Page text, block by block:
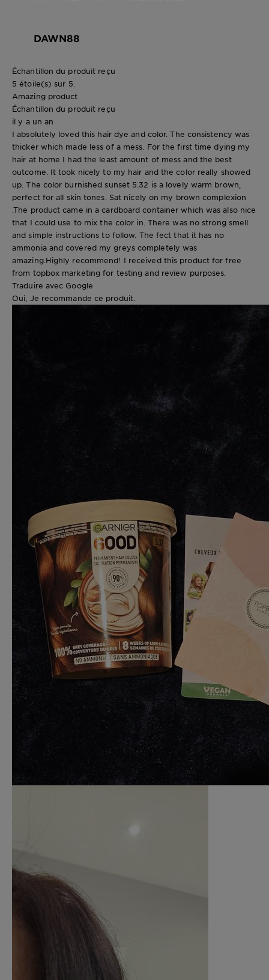
DAWN88
Échantillon du produit reçu
5 étoile(s) sur 5.
Amazing product
Échantillon du produit reçu
il y a un an
I absolutely loved this hair dye and color. The consistency was
thicker which made less of a mess. For the first time dying my
hair at home I had the least amount of mess and the best
outcome. It took nicely to my hair and the color really showed
up. The color burnished sunset 5.32 is a lovely warm brown,
perfect for all skin tones. Sat nicely on my brown complexion
.The product came in a cardboard container which was also nice
that I could use to mix the color in. There was no strong smell
and simple instructions to follow. The fect that it has no
ammonia and covered my greys completely was
amazing.Highly recommend! I received this product for free
from topbox marketing for testing and review purposes.
Traduire avec Google
Oui, Je recommande ce produit.